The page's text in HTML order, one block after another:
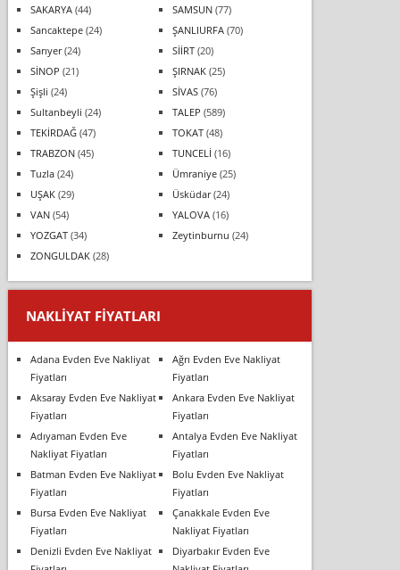
SAKARYA(44) SAMSUN(77)
Sancaktepe(24) ŞANLIURFA(70)
Sarıyer(24) SİİRT(20)
SİNOP (21) ŞIRNAK(25)
Şişli (24) SİVAS(76)
Sultanbeyli (24) TALEP (589)
TEKİRDAĞ(47) TOKAT(48)
TRABZON(45) TUNCELİ (16)
Tuzla(24) Ümraniye(25)
UŞAK(29) Üsküdar(24)
VAN(54) YALOVA(16)
YOZGAT(34) Zeytinburnu (24)
ZONGULDAK(28)
NAKLIYAT FIYATLARI
Adana Evden Eve Nakliyat
Fiyatları
Ağrı Evden Eve Nakliyat
Fiyatları
Aksaray Evden Eve Nakliyat
Fiyatları
Ankara Evden Eve Nakliyat
Fiyatları
Adıyaman Evden Eve
Nakliyat Fiyatları
Antalya Evden Eve Nakliyat
Fiyatları
Batman Evden Eve Nakliyat
Fiyatları
Bolu Evden Eve Nakliyat
Fiyatları
Bursa Evden Eve Nakliyat
Fiyatları
Çanakkale Evden Eve
Nakliyat Fiyatları
Denizli Evden Eve Nakliyat
Diyarbakır Evden Eve